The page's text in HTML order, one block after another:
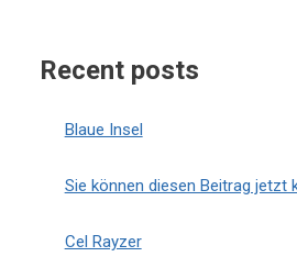
Recent posts
Blaue Insel
Sie können diesen Beitrag jetzt
Cel Rayzer